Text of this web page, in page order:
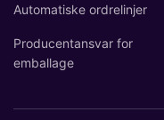
Automatiske ordrelinjer
Producentansvar for
emballage